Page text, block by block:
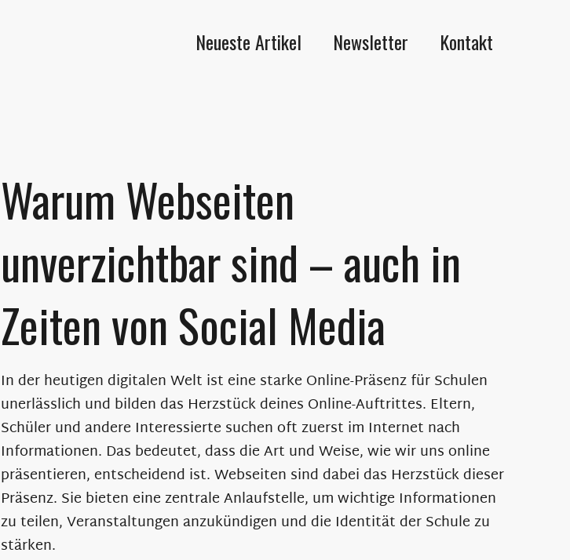
Neueste Artikel Newsletter Kontakt
Warum Webseiten
unverzichtbar sind – auch in
Zeiten von Social Media
In der heutigen digitalen Welt ist eine starke Online-Präsenz für Schulen
unerlässlich und bilden das Herzstück deines Online-Auftrittes. Eltern,
Schüler und andere Interessierte suchen oft zuerst im Internet nach
Informationen. Das bedeutet, dass die Art und Weise, wie wir uns online
präsentieren, entscheidend ist. Webseiten sind dabei das Herzstück dieser
Präsenz. Sie bieten eine zentrale Anlaufstelle, um wichtige Informationen
zu teilen, Veranstaltungen anzukündigen und die Identität der Schule zu
stärken.